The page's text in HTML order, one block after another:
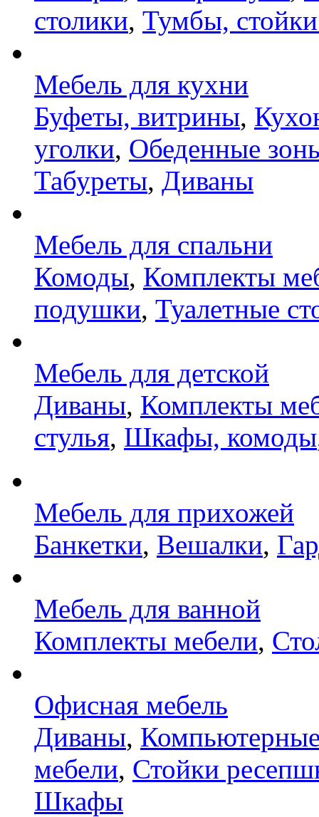
столики, Тумбы,
Мебель для кухни
Буфеты, витрины,
уголки, Обеденные
Табуреты, Диваны
Мебель для спальни
Комоды, Комплекты
подушки, Туалетные
Мебель для детской
Диваны, Комплекты
стулья, Шкафы, комоды
Мебель для прихожей
Банкетки, Вешалки,
Мебель для ванной
Комплекты мебели,
Офисная мебель
Диваны,
мебели, Стойки
Шкафы